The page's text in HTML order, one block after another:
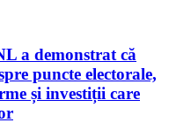
a demonstrat că
puncte electorale,
și investiții care